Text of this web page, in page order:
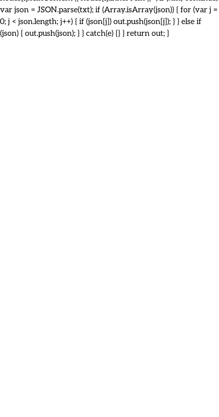
var json = JSON.parse(txt); if (Array.isArray(json)) { for (var j =
0; j < json.length; j++) { if (json[j]) out.push(json[j]); } } else if
(json) { out.push(json); } } catch(e) {} } return out; }